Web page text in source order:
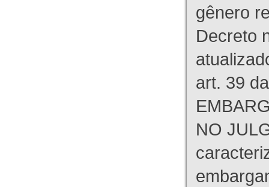
gênero
Decreto
art. 39
NO